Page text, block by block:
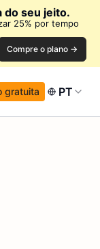
do seu jeito.
25% por tempo
Compre o plano →
gratuita PT